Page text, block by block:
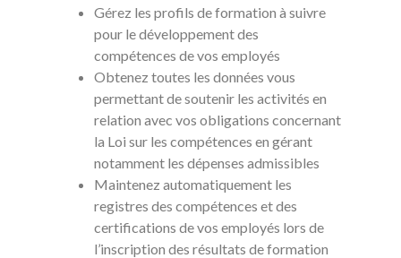
Gérez les profils de formation à suivre
pour le développement des
compétences de vos employés
Obtenez toutes les données vous
permettant de soutenir les activités en
relation avec vos obligations concernant
la Loi sur les compétences en gérant
notamment les dépenses admissibles
Maintenez automatiquement les
registres des compétences et des
certifications de vos employés lors de
l’inscription des résultats de formation